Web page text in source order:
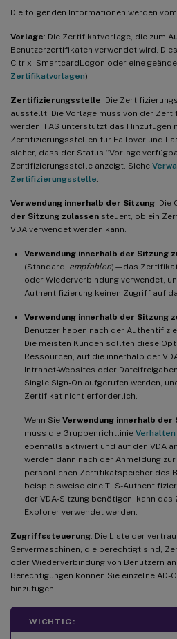
Die folgenden Informationen werden
Vorlage: Die Zertifikatvorlage, die zum
Benutzerzertifikaten verwendet wird.
Citrix_SmartcardLogon oder eine
Zertifikatvorlagen).
Zertifizierungsstelle: Die
ausstellt. Die Vorlage muss von der
werden. FAS unterstützt das Hinzufügen
Zertifizierungsstellen für Failover und
sicher, dass der Status “Vorlage
Zertifizierungsstelle anzeigt. Siehe
Zertifizierungsstelle.
Verwendung innerhalb der Sitzung: Die
der Sitzung zulassen steuert, ob ein
VDA verwendet werden kann.
Verwendung innerhalb der Sitzung
(Standard, empfohlen)—das Zertifikat
oder Wiederverbindung verwendet,
Authentifizierung keinen Zugriff auf
Verwendung innerhalb der Sitzung
Benutzer haben nach der
Die meisten Kunden sollten diese
Ressourcen, auf die innerhalb der
Intranet-Websites oder
Single Sign-On aufgerufen werden,
Zertifikat nicht erforderlich.
Wenn Sie Verwendung innerhalb der
muss die Gruppenrichtlinie
ebenfalls aktiviert und auf den VDA
werden dann nach der Anmeldung
persönlichen Zertifikatspeicher des
beispielsweise eine TLS-
der VDA-Sitzung benötigen, kann
Explorer verwendet werden.
Zugriffssteuerung: Die Liste der
Servermaschinen, die berechtigt sind,
oder Wiederverbindung von Benutzern
Berechtigungen können Sie einzelne AD-
hinzufügen.
WICHTIG: